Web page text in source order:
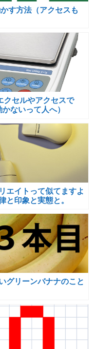
す方法（アクセスも
セルやアクセスで
ないって人へ）
エイトって似てますよ
印象と実態と。
グリーンバナナのこと